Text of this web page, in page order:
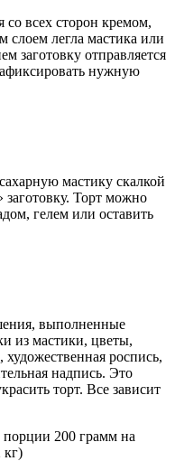
со всех сторон кремом,
легла мастика или
заготовку отправляется
нужную
мастику скалкой
Торт можно
гелем или оставить
выполненные
из мастики, цветы,
роспись,
надпись. Это
торт. Все зависит
порции 200 грамм на
кг)